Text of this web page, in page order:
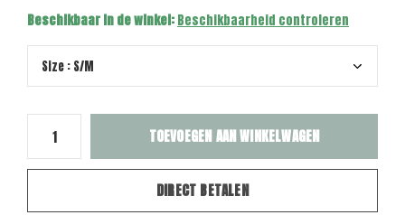
Beschikbaar in de winkel:Beschikbaarheid controleren
TOEVOEGEN AAN WINKELWAGEN
DIRECT BETALEN